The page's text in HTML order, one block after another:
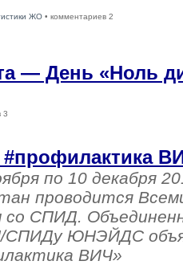
ЖО • комментариев 2
— День «Ноль
3
#профилактика
по 10 декабря
проводится
со СПИД.
ЮНЭЙДС
ВИЧ»